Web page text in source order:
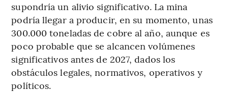
supondría un alivio significativo. La mina
podría llegar a producir, en su momento, unas
300.000 toneladas de cobre al año, aunque es
poco probable que se alcancen volúmenes
significativos antes de 2027, dados los
obstáculos legales, normativos, operativos y
políticos.